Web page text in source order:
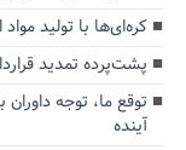
کره‌ای‌ها با تولید
پشت‌پرده تمدید
توقع ما، توجه
آینده